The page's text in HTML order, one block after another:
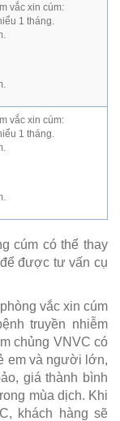
vắc xin cúm:
1 tháng.
vắc xin cúm:
1 tháng.
cúm có thể thay
được tư vấn cụ
vắc xin cúm
truyền nhiễm
chủng VNVC có
em và người lớn,
giá thành bình
mùa dịch. Khi
khách hàng sẽ